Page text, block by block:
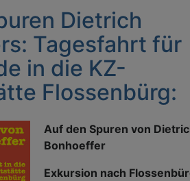
Dietrich
Tagesfahrt für
in die KZ-
Flossenbürg:
Auf den Spuren von
Bonhoeffer
Exkursion nach